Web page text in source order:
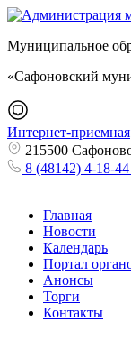
Муниципальное
«Сафоновский
Интернет-приемная
215500
8 (48142) 4-18-44
Главная
Новости
Календарь
Портал
Анонсы
Торги
Контакты